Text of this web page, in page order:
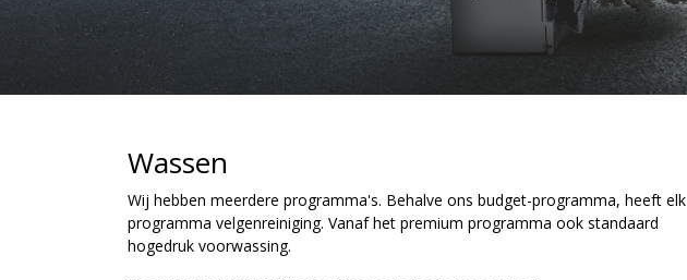
Wassen
Wij hebben meerdere programma's. Behalve ons budget-programma, heeft elk
programma velgenreiniging. Vanaf het premium programma ook standaard
hogedruk voorwassing.